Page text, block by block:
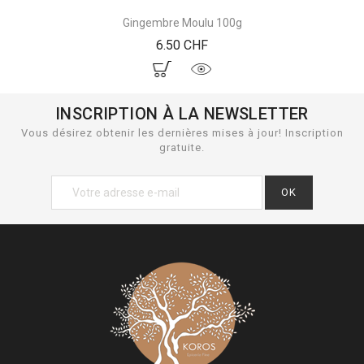
Gingembre Moulu 100g
6.50 CHFPrix
INSCRIPTION À LA NEWSLETTER
Vous désirez obtenir les dernières mises à jour! Inscription
gratuite.